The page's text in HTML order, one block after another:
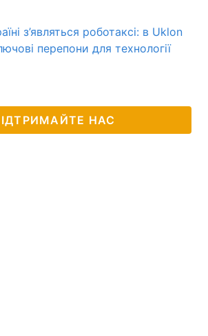
з’являться роботаксі: в Uklon
перепони для технології
НАС